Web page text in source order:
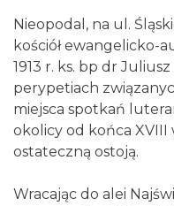
Nieopodal, na ul.
kościół ewangelicko-
1913 r. ks. bp dr
perypetiach
miejsca spotkań
okolicy od końca XVIII
ostateczną ostoją.
Wracając do alei